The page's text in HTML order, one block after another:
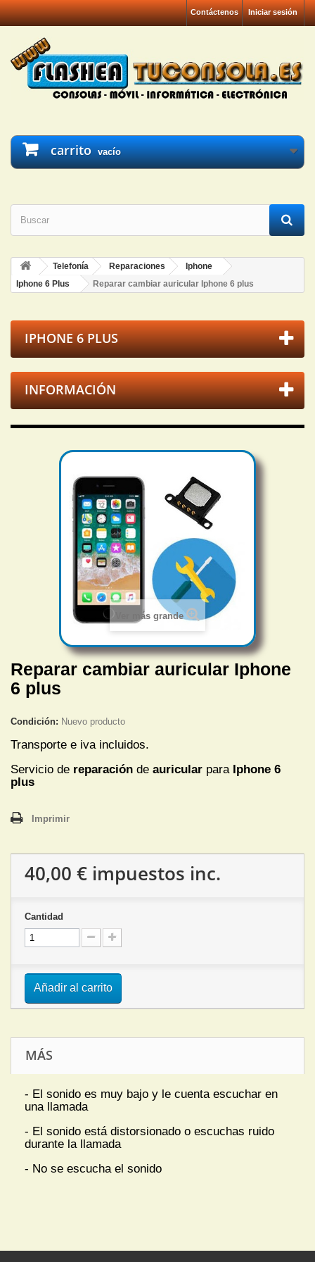
Iniciar sesión
Contáctenos
carrito vacío
Telefonía Reparaciones
Iphone
Iphone 6 Plus
Reparar cambiar auricular Iphone 6 plus
IPHONE 6 PLUS
INFORMACIÓN
Ver más grande
Reparar cambiar auricular Iphone
6 plus
Condición: Nuevo producto
Transporte e iva incluidos.
Servicio de reparación de auricular para Iphone 6
plus
Imprimir
40,00 € impuestos inc.
Cantidad
Añadir al carrito
MÁS
- El sonido es muy bajo y le cuenta escuchar en
una llamada
- El sonido está distorsionado o escuchas ruido
durante la llamada
- No se escucha el sonido